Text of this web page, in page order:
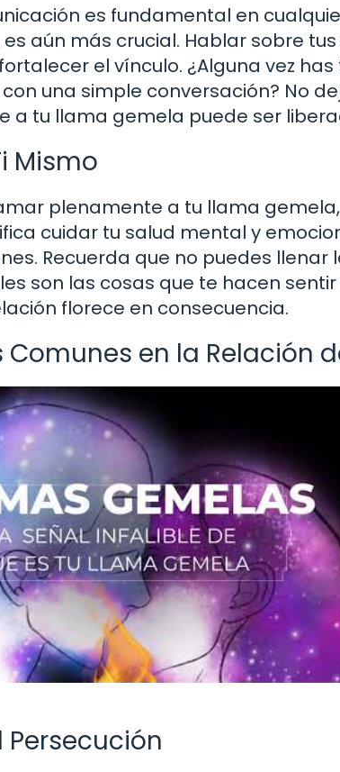
es fundamental en
aún más crucial. Hablar sobre
el vínculo. ¿Alguna vez
una simple conversación? No
a tu llama gemela puede ser
Mismo
plenamente a tu llama
cuidar tu salud mental y
Recuerda que no puedes
son las cosas que te hacen
florece en consecuencia.
Comunes en la Relación
Persecución